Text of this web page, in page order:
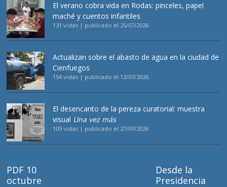
El verano cobra vida en Rodas: pinceles, papel
maché y cuentos infantiles
131 vistas | publicado el 25/07/2026
Actualizan sobre el abasto de agua en la ciudad de
Cienfuegos
154 vistas | publicado el 12/07/2026
El desencanto de la pereza curatorial: muestra
visual Una vez más
109 vistas | publicado el 27/07/2026
PDF 10
octubre
Desde la
Presidencia